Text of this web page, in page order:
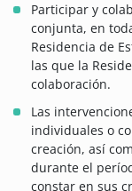
Participar y
conjunta, en
Residencia de
las que la
colaboración.
Las
individuales o
creación, así
durante el
constar en sus